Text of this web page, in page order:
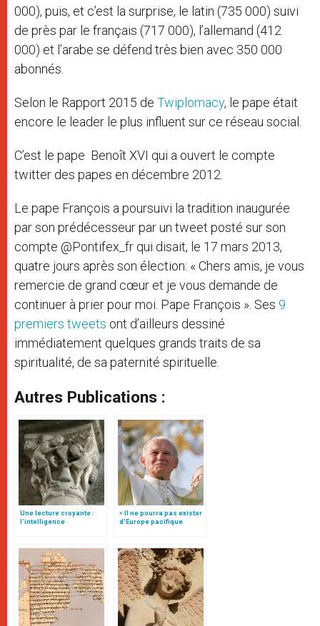
000), puis, et c’est la surprise, le latin (735 000) suivi
de près par le français (717 000), l’allemand (412
000) et l’arabe se défend très bien avec 350 000
abonnés.
Selon le Rapport 2015 de Twiplomacy, le pape était
encore le leader le plus influent sur ce réseau social.
C’est le pape Benoît XVI qui a ouvert le compte
twitter des papes en décembre 2012.
Le pape François a poursuivi la tradition inaugurée
par son prédécesseur par un tweet posté sur son
compte @Pontifex_fr qui disait, le 17 mars 2013,
quatre jours après son élection: « Chers amis, je vous
remercie de grand cœur et je vous demande de
continuer à prier pour moi. Pape François ». Ses 9
premiers tweets ont d’ailleurs dessiné
immédiatement quelques grands traits de sa
spiritualité, de sa paternité spirituelle.
Autres Publications :
Une lecture croyante :
l’intelligence
« Il ne pourra pas exister
d’Europe pacifique